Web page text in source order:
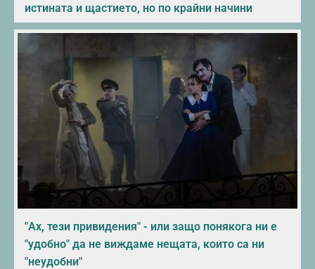
истината и щастието, но по крайни начини
"Ах, тези привидения" - или защо понякога ни е
"удобно" да не виждаме нещата, които са ни
"неудобни"